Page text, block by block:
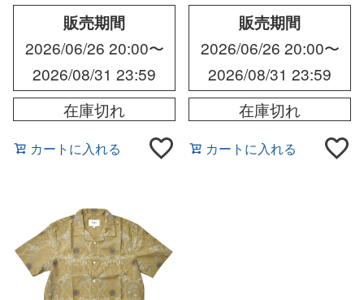
販売期間
2026/06/26 20:00〜
2026/08/31 23:59
在庫切れ
カートに入れる
販売期間
2026/06/26 20:00〜
2026/08/31 23:59
在庫切れ
カートに入れる